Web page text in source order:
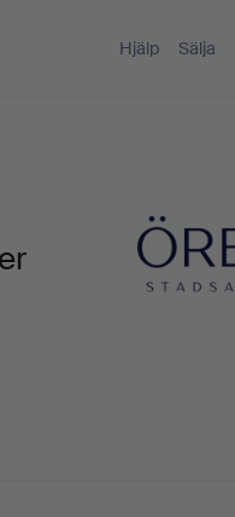
Hjälp Sälja